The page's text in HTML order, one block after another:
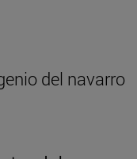
del navarro